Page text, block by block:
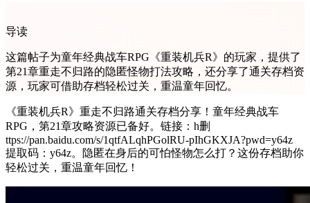
导读
这篇帖子为童年经典战车RPG《重装机兵R》的玩家，提供了
第21章重走不归路的隐匿怪物打法攻略，还分享了通关存档资
源，玩家可借助存档轻松过关，重温童年回忆。
《重装机兵R》重走不归路通关存档分享！童年经典战车
RPG，第21章攻略资源已备好。链接：h删
ttps://pan.baidu.com/s/1qtfALqhPGolRU-pIhGKXJA?pwd=y64z
提取码：y64z。隐匿在身后的可怕怪物怎么打？这份存档助你
轻松过关，重温童年回忆！